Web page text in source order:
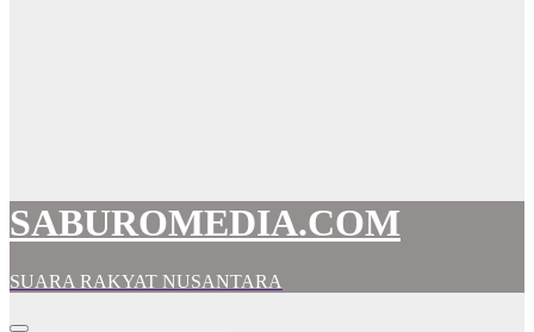
SABUROMEDIA.COM
SUARA RAKYAT NUSANTARA